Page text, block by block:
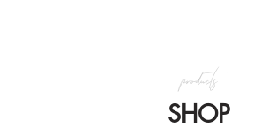
SHOP
products